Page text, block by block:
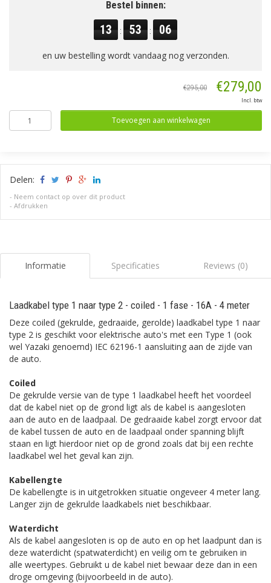
Bestel binnen:
13 : 53 : 05
en uw bestelling wordt vandaag nog verzonden.
€295,00 €279,00
Incl. btw
Toevoegen aan winkelwagen
Delen:
- Neem contact op over dit product
- Afdrukken
Informatie Specificaties Reviews (0)
Laadkabel type 1 naar type 2 - coiled - 1 fase - 16A - 4 meter
Deze coiled (gekrulde, gedraaide, gerolde) laadkabel type 1 naar
type 2 is geschikt voor elektrische auto's met een Type 1 (ook
wel Yazaki genoemd) IEC 62196-1 aansluiting aan de zijde van
de auto.
Coiled
De gekrulde versie van de type 1 laadkabel heeft het voordeel
dat de kabel niet op de grond ligt als de kabel is aangesloten
aan de auto en de laadpaal. De gedraaide kabel zorgt ervoor dat
de kabel tussen de auto en de laadpaal onder spanning blijft
staan en ligt hierdoor niet op de grond zoals dat bij een rechte
laadkabel wel het geval kan zijn.
Kabellengte
De kabellengte is in uitgetrokken situatie ongeveer 4 meter lang.
Langer zijn de gekrulde laadkabels niet beschikbaar.
Waterdicht
Als de kabel aangesloten is op de auto en op het laadpunt dan is
deze waterdicht (spatwaterdicht) en veilig om te gebruiken in
alle weertypes. Gebruikt u de kabel niet bewaar deze dan in een
droge omgeving (bijvoorbeeld in de auto).